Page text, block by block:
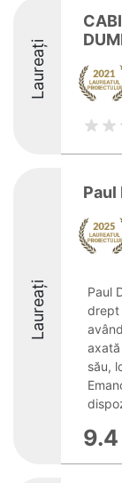
Laureați
Laureați
Paul
Paul
drept
său,
9.4